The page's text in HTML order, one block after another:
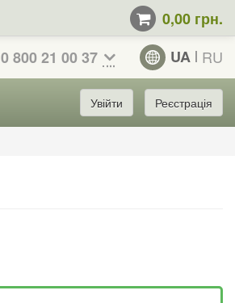
0,00 грн.
0 800 21 00 37 UA RU
Увійти Реєстрація